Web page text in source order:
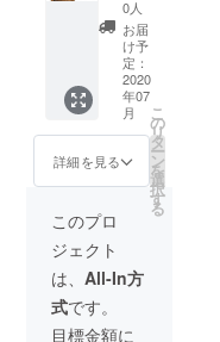
ござい
ます）
3.
ご確認
いただ
いた写
真で問
題なけ
れば、
写真を
発送致
しま
す。
※最近の
スマ
付可能
です。
例：1枚
目は自
宅、2枚
目はご
両親の
自宅で
もOK ◆
手順
1. 画
像デー
タを
送って
頂きま
す
返しと
して送
らせて
頂きま
す。 同
一写真3
枚で
も、異
なる写
真3枚ず
つでも
問題あ
りませ
ん。 ま
た、3枚
の写真
を異な
0人
お届
け予
定：
2020
年07
月
詳細を見る
こ
の
リ
タ
ー
ン
を
選
択
す
る
このプロ
ジェクト
は、 All-In方
式です。
目標金額に